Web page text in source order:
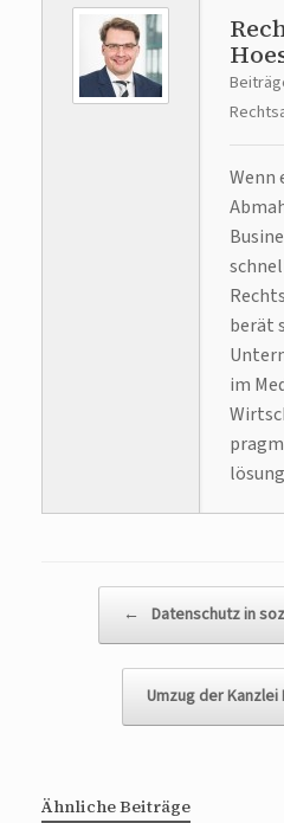
Wenn
berät
im
← Datenschutz in
Umzug der Kanzlei
Ähnliche Beiträge